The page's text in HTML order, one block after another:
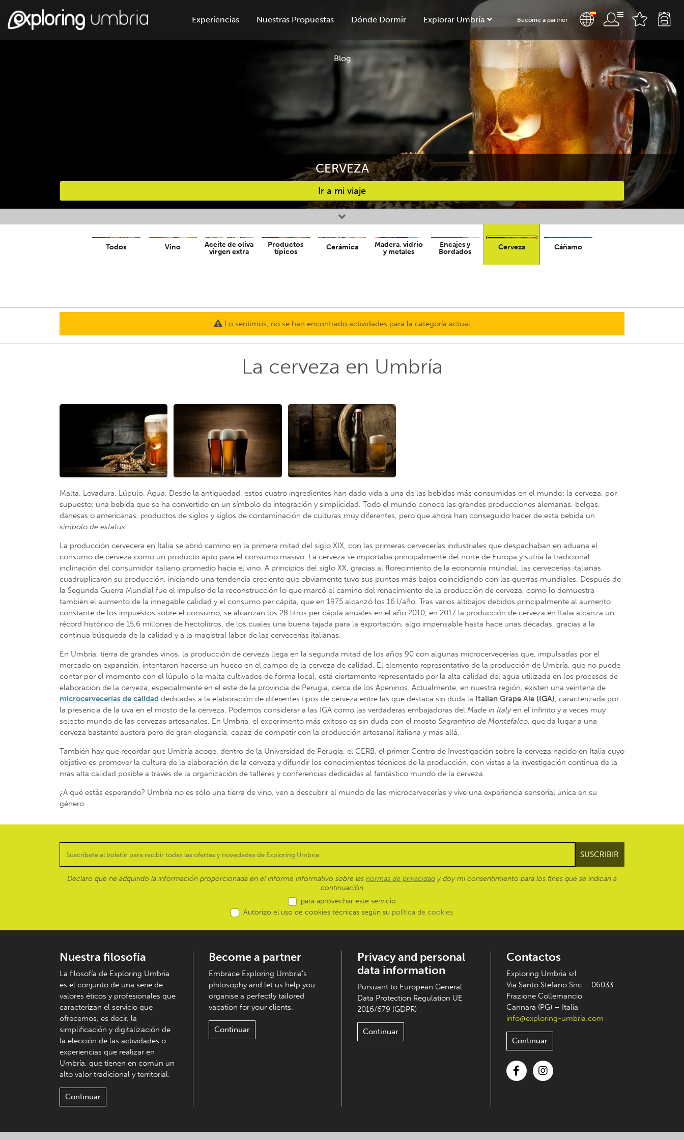
Experiencias Nuestras Propuestas Dónde Dormir Explorar Umbría
Blog
Become a partner
CERVEZA
Ir a mi viaje
Favourites
Todos Vino
Aceite de oliva
virgen extra
Productos
típicos
Cerámica
Madera, vidrio
y metales
Encajes y
Bordados
Cerveza Cáñamo
Lo sentimos, no se han encontrado actividades para la categoría actual
La cerveza en Umbría
Malta. Levadura. Lúpulo. Agua. Desde la antigüedad, estos cuatro ingredientes han dado vida a una de las bebidas más consumidas en el mundo: la cerveza, por
supuesto; una bebida que se ha convertido en un símbolo de integración y simplicidad. Todo el mundo conoce las grandes producciones alemanas, belgas,
danesas o americanas, productos de siglos y siglos de contaminación de culturas muy diferentes, pero que ahora han conseguido hacer de esta bebida un
símbolo de estatus.
La producción cervecera en Italia se abrió camino en la primera mitad del siglo XIX, con las primeras cervecerías industriales que despachaban en aduana el
consumo de cerveza como un producto apto para el consumo masivo. La cerveza se importaba principalmente del norte de Europa y sufría la tradicional
inclinación del consumidor italiano promedio hacia el vino. A principios del siglo XX, gracias al florecimiento de la economía mundial, las cervecerías italianas
cuadruplicaron su producción, iniciando una tendencia creciente que obviamente tuvo sus puntos más bajos coincidiendo con las guerras mundiales. Después de
la Segunda Guerra Mundial fue el impulso de la reconstrucción lo que marcó el camino del renacimiento de la producción de cerveza, como lo demuestra
también el aumento de la innegable calidad y el consumo per cápita, que en 1975 alcanzó los 16 l/año. Tras varios altibajos debidos principalmente al aumento
constante de los impuestos sobre el consumo, se alcanzan los 28 litros per cápita anuales en el año 2010, en 2017 la producción de cerveza en Italia alcanza un
récord histórico de 15,6 millones de hectolitros, de los cuales una buena tajada para la exportación, algo impensable hasta hace unas décadas, gracias a la
continua búsqueda de la calidad y a la magistral labor de las cervecerías italianas.
En Umbría, tierra de grandes vinos, la producción de cerveza llega en la segunda mitad de los años 90 con algunas microcervecerías que, impulsadas por el
mercado en expansión, intentaron hacerse un hueco en el campo de la cerveza de calidad. El elemento representativo de la producción de Umbría, que no puede
contar por el momento con el lúpulo o la malta cultivados de forma local, está ciertamente representado por la alta calidad del agua utilizada en los procesos de
elaboración de la cerveza, especialmente en el este de la provincia de Perugia, cerca de los Apeninos. Actualmente, en nuestra región, existen una veintena de
microcervecerías de calidad dedicadas a la elaboración de diferentes tipos de cerveza entre las que destaca sin duda la Italian Grape Ale (IGA), caracterizada por
la presencia de la uva en el mosto de la cerveza. Podemos considerar a las IGA como las verdaderas embajadoras del Made in Italyen el infinito y a veces muy
selecto mundo de las cervezas artesanales. En Umbría, el experimento más exitoso es sin duda con el mosto Sagrantino de Montefalco, que da lugar a una
cerveza bastante austera pero de gran elegancia, capaz de competir con la producción artesanal italiana y más allá.
También hay que recordar que Umbría acoge, dentro de la Universidad de Perugia, el CERB, el primer Centro de Investigación sobre la cerveza nacido en Italia cuyo
objetivo es promover la cultura de la elaboración de la cerveza y difundir los conocimientos técnicos de la producción, con vistas a la investigación continua de la
más alta calidad posible a través de la organización de talleres y conferencias dedicadas al fantástico mundo de la cerveza.
¿A qué estás esperando? Umbría no es sólo una tierra de vino, ven a descubrir el mundo de las microcervecerías y vive una experiencia sensorial única en su
género.
Declaro que he adquirido la información proporcionada en el informe informativo sobre las normas de privacidad y doy mi consentimiento para los fines que se indican a
continuación
para aprovechar este servicio
Autorizo el uso de cookies técnicas según su política de cookies
Nuestra filosofía
La filosofía de Exploring Umbria
es el conjunto de una serie de
valores éticos y profesionales que
caracterizan el servicio que
ofrecemos, es decir, la
simplificación y digitalización de
la elección de las actividades o
experiencias que realizar en
Umbría, que tienen en común un
alto valor tradicional y territorial.
Continuar
Become a partner
Embrace Exploring Umbria's
philosophy and let us help you
organise a perfectly tailored
vacation for your clients.
Continuar
Privacy and personal
data information
Pursuant to European General
Data Protection Regulation UE
2016/679 (GDPR)
Continuar
Contactos
Exploring Umbria srl
Via Santo Stefano Snc – 06033
Frazione Collemancio
Cannara (PG) – Italia
info@exploring-umbria.com
Continuar